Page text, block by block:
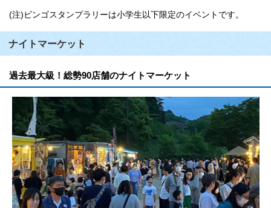
(注)ビンゴスタンプラリーは小学生以下限定のイベントです。
ナイトマーケット
過去最大級！総勢90店舗のナイトマーケット